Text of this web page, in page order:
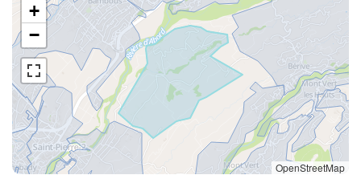
+
−
OpenStreetMap